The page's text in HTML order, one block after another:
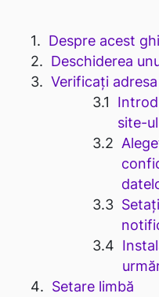
Despre acest
Deschiderea
Verificați
site-
Setare limbă